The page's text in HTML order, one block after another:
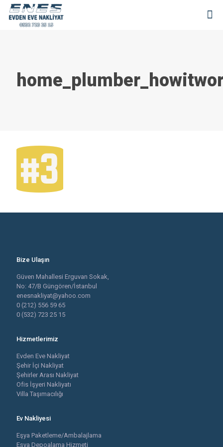
Bize Ulaşın
Güven Mahallesi Erguvan Sokak,
No: 47/B Güngören/İstanbul
enesnakliyat@yahoo.com
0 (212) 556 59 65
0 (532) 723 25 15
Hizmetlerimiz
Evden Eve Nakliyat
Şehir İçi Nakliyat
Şehirler Arası Nakliyat
Ofis İşyeri Nakliyatı
Villa Taşımacılığı
Ev Nakliyesi
Eşya Paketleme/Ambalajlama
Eşya Depoalama Hizmeti